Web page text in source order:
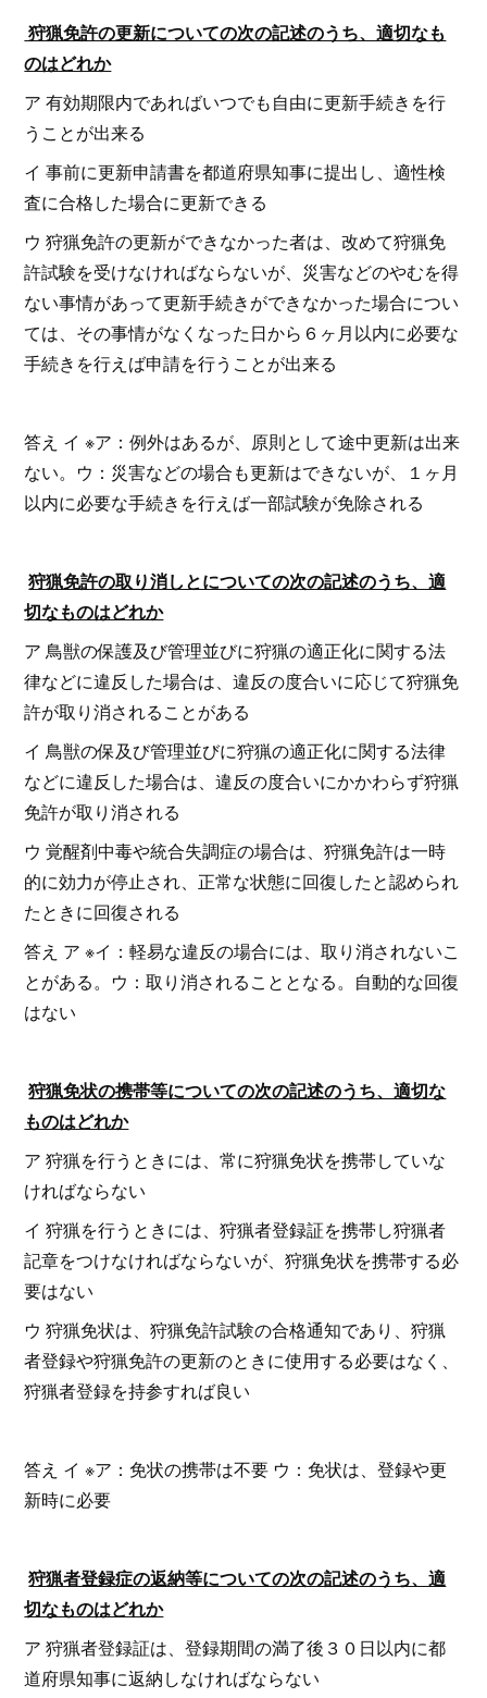
狩猟免許の更新についての次の記述のうち、適切なも
のはどれか
ア 有効期限内であればいつでも自由に更新手続きを行
うことが出来る
イ 事前に更新申請書を都道府県知事に提出し、適性検
査に合格した場合に更新できる
ウ 狩猟免許の更新ができなかった者は、改めて狩猟免
許試験を受けなければならないが、災害などのやむを得
ない事情があって更新手続きができなかった場合につい
ては、その事情がなくなった日から６ヶ月以内に必要な
手続きを行えば申請を行うことが出来る
答え イ ※ア：例外はあるが、原則として途中更新は出来
ない。ウ：災害などの場合も更新はできないが、１ヶ月
以内に必要な手続きを行えば一部試験が免除される
狩猟免許の取り消しとについての次の記述のうち、適
切なものはどれか
ア 鳥獣の保護及び管理並びに狩猟の適正化に関する法
律などに違反した場合は、違反の度合いに応じて狩猟免
許が取り消されることがある
イ 鳥獣の保及び管理並びに狩猟の適正化に関する法律
などに違反した場合は、違反の度合いにかかわらず狩猟
免許が取り消される
ウ 覚醒剤中毒や統合失調症の場合は、狩猟免許は一時
的に効力が停止され、正常な状態に回復したと認められ
たときに回復される
答え ア ※イ：軽易な違反の場合には、取り消されないこ
とがある。ウ：取り消されることとなる。自動的な回復
はない
狩猟免状の携帯等についての次の記述のうち、適切な
ものはどれか
ア 狩猟を行うときには、常に狩猟免状を携帯していな
ければならない
イ 狩猟を行うときには、狩猟者登録証を携帯し狩猟者
記章をつけなければならないが、狩猟免状を携帯する必
要はない
ウ 狩猟免状は、狩猟免許試験の合格通知であり、狩猟
者登録や狩猟免許の更新のときに使用する必要はなく、
狩猟者登録を持参すれば良い
答え イ ※ア：免状の携帯は不要 ウ：免状は、登録や更
新時に必要
狩猟者登録症の返納等についての次の記述のうち、適
切なものはどれか
ア 狩猟者登録証は、登録期間の満了後３０日以内に都
道府県知事に返納しなければならない